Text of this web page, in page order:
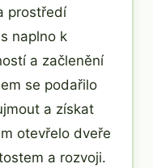
prostředí
naplno k
a začlenění
se podařilo
a získat
otevřelo dveře
a rozvoji.